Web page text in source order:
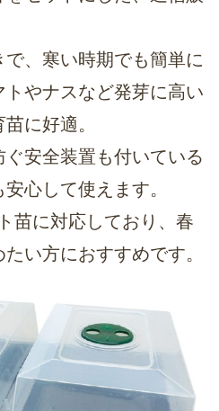
、寒い時期でも簡単に
やナスなど発芽に高い
に好適。
安全装置も付いている
心して使えます。
苗に対応しており、春
い方におすすめです。